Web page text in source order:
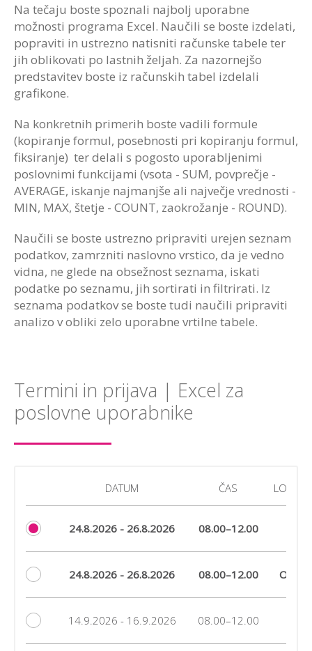
Na tečaju boste spoznali najbolj uporabne
možnosti programa Excel. Naučili se boste izdelati,
popraviti in ustrezno natisniti računske tabele ter
jih oblikovati po lastnih željah. Za nazornejšo
predstavitev boste iz računskih tabel izdelali
grafikone.
Na konkretnih primerih boste vadili formule
(kopiranje formul, posebnosti pri kopiranju formul,
fiksiranje) ter delali s pogosto uporabljenimi
poslovnimi funkcijami (vsota - SUM, povprečje -
AVERAGE, iskanje najmanjše ali največje vrednosti -
MIN, MAX, štetje - COUNT, zaokrožanje - ROUND).
Naučili se boste ustrezno pripraviti urejen seznam
podatkov, zamrzniti naslovno vrstico, da je vedno
vidna, ne glede na obsežnost seznama, iskati
podatke po seznamu, jih sortirati in filtrirati. Iz
seznama podatkov se boste tudi naučili pripraviti
analizo v obliki zelo uporabne vrtilne tabele.
Termini in prijava | Excel za
poslovne uporabnike
DATUM ČAS
24.8.2026 - 26.8.2026 08.00–12.00
24.8.2026 - 26.8.2026 08.00–12.00 Online
14.9.2026 - 16.9.2026 08.00–12.00